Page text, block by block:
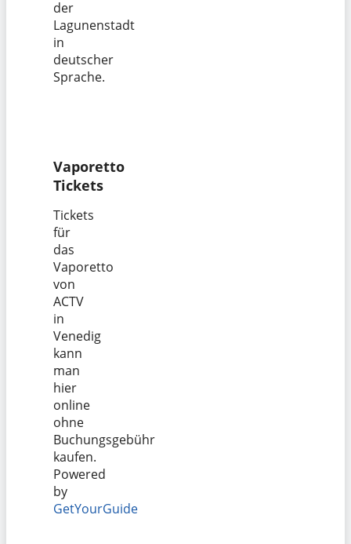
der
Lagunenstadt
in
deutscher
Sprache.
Vaporetto
Tickets
Tickets
für
das
Vaporetto
von
ACTV
in
Venedig
kann
man
hier
online
ohne
Buchungsgebühr
kaufen.
Powered
by
GetYourGuide